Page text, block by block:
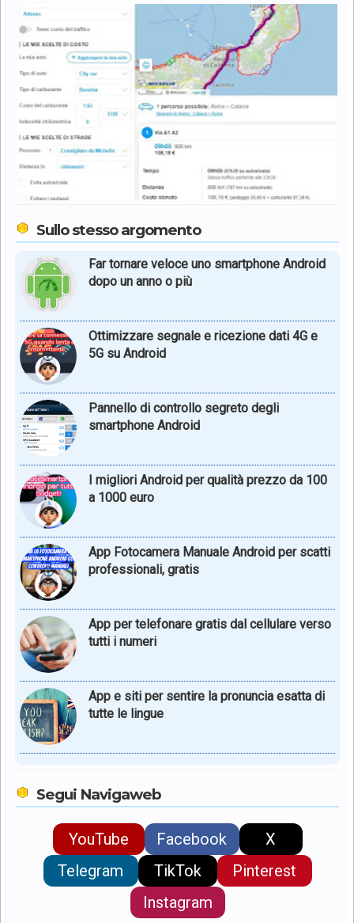
Sullo stesso argomento
Far tornare veloce uno smartphone Android
dopo un anno o più
Ottimizzare segnale e ricezione dati 4G e
5G su Android
Pannello di controllo segreto degli
smartphone Android
I migliori Android per qualità prezzo da 100
a 1000 euro
App Fotocamera Manuale Android per scatti
professionali, gratis
App per telefonare gratis dal cellulare verso
tutti i numeri
App e siti per sentire la pronuncia esatta di
tutte le lingue
Segui Navigaweb
YouTube Facebook
X
Telegram
TikTok
Pinterest
Instagram